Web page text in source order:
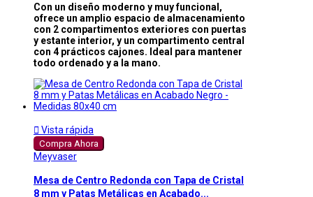
Con un diseño moderno y muy funcional,
ofrece un amplio espacio de almacenamiento
con 2 compartimentos exteriores con puertas
y estante interior, y un compartimento central
con 4 prácticos cajones. Ideal para mantener
todo ordenado y a la mano.
 Vista rápida
Compra Ahora
Meyvaser
Mesa de Centro Redonda con Tapa de Cristal
8 mm y Patas Metálicas en Acabado...